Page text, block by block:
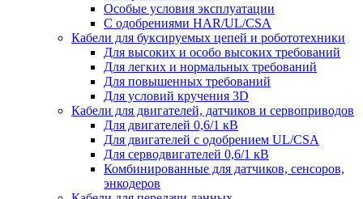
Особые условия эксплуатации
С одобрениями HAR/UL/CSA
Кабели для буксируемых цепей и робототехники
Для высоких и особо высоких требований
Для легких и нормальных требований
Для повышенных требований
Для условий кручения 3D
Кабели для двигателей, датчиков и сервоприводов
Для двигателей 0,6/1 кВ
Для двигателей с одобрением UL/CSA
Для серводвигателей 0,6/1 кВ
Комбинированные для датчиков, cенсоров,
энкодеров